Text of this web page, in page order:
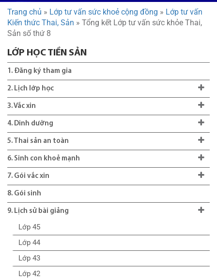
Trang chủ » Lớp tư vấn sức khoẻ cộng đồng » Lớp tư vấn
Kiến thức Thai, Sản » Tổng kết Lớp tư vấn sức khỏe Thai,
Sản số thứ 8
LỚP HỌC TIỀN SẢN
1. Đăng ký tham gia
2. Lịch lớp học
3. Vắc xin
4. Dinh dưỡng
5. Thai sản an toàn
6. Sinh con khoẻ mạnh
7. Gói vắc xin
8. Gói sinh
9. Lịch sử bài giảng
Lớp 45
Lớp 44
Lớp 43
Lớp 42